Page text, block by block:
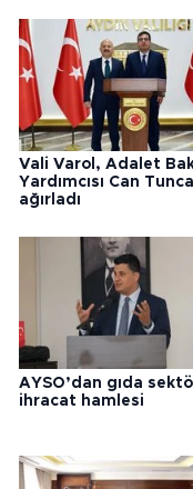
Vali Varol, Adalet
Yardımcısı Can
ağırladı
AYSO’dan gıda
ihracat hamlesi